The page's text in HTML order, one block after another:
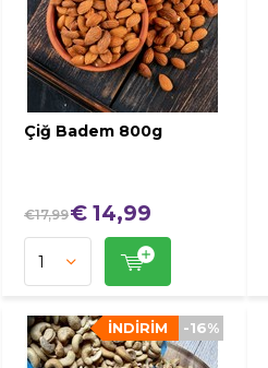
Çiğ Badem 800g
€17,99€ 14,99
-16%
İNDIRIM